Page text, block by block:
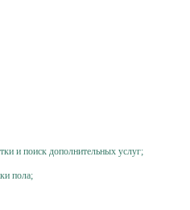
и поиск дополнительных услуг;
пола;